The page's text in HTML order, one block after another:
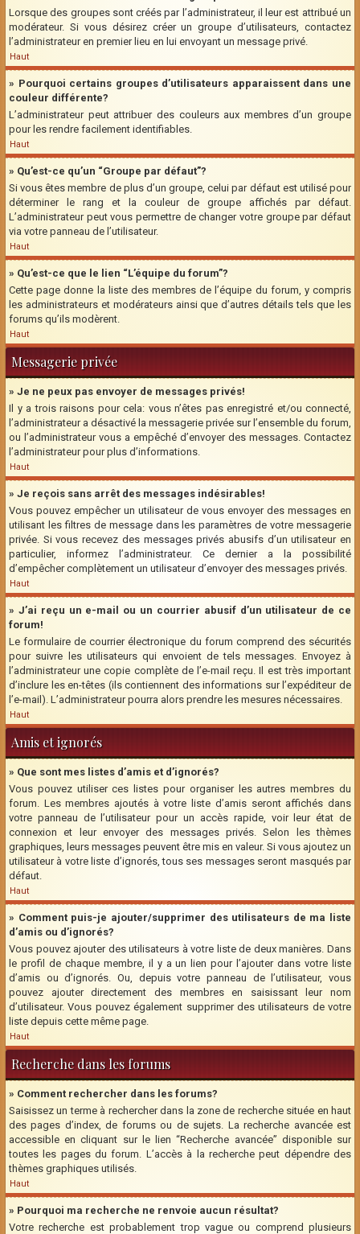
Lorsque des groupes sont créés par l’administrateur, il leur est attribué un
modérateur. Si vous désirez créer un groupe d’utilisateurs, contactez
l’administrateur en premier lieu en lui envoyant un message privé.
Haut
» Pourquoi certains groupes d’utilisateurs apparaissent dans une
couleur différente?
L’administrateur peut attribuer des couleurs aux membres d’un groupe
pour les rendre facilement identifiables.
Haut
» Qu’est-ce qu’un “Groupe par défaut”?
Si vous êtes membre de plus d’un groupe, celui par défaut est utilisé pour
déterminer le rang et la couleur de groupe affichés par défaut.
L’administrateur peut vous permettre de changer votre groupe par défaut
via votre panneau de l’utilisateur.
Haut
» Qu’est-ce que le lien “L’équipe du forum”?
Cette page donne la liste des membres de l’équipe du forum, y compris
les administrateurs et modérateurs ainsi que d’autres détails tels que les
forums qu’ils modèrent.
Haut
Messagerie privée
» Je ne peux pas envoyer de messages privés!
Il y a trois raisons pour cela: vous n’êtes pas enregistré et/ou connecté,
l’administrateur a désactivé la messagerie privée sur l’ensemble du forum,
ou l’administrateur vous a empêché d’envoyer des messages. Contactez
l’administrateur pour plus d’informations.
Haut
» Je reçois sans arrêt des messages indésirables!
Vous pouvez empêcher un utilisateur de vous envoyer des messages en
utilisant les filtres de message dans les paramètres de votre messagerie
privée. Si vous recevez des messages privés abusifs d’un utilisateur en
particulier, informez l’administrateur. Ce dernier a la possibilité
d’empêcher complètement un utilisateur d’envoyer des messages privés.
Haut
» J’ai reçu un e-mail ou un courrier abusif d’un utilisateur de ce
forum!
Le formulaire de courrier électronique du forum comprend des sécurités
pour suivre les utilisateurs qui envoient de tels messages. Envoyez à
l’administrateur une copie complète de l’e-mail reçu. Il est très important
d’inclure les en-têtes (ils contiennent des informations sur l’expéditeur de
l’e-mail). L’administrateur pourra alors prendre les mesures nécessaires.
Haut
Amis et ignorés
» Que sont mes listes d’amis et d’ignorés?
Vous pouvez utiliser ces listes pour organiser les autres membres du
forum. Les membres ajoutés à votre liste d’amis seront affichés dans
votre panneau de l’utilisateur pour un accès rapide, voir leur état de
connexion et leur envoyer des messages privés. Selon les thèmes
graphiques, leurs messages peuvent être mis en valeur. Si vous ajoutez un
utilisateur à votre liste d’ignorés, tous ses messages seront masqués par
défaut.
Haut
» Comment puis-je ajouter/supprimer des utilisateurs de ma liste
d’amis ou d’ignorés?
Vous pouvez ajouter des utilisateurs à votre liste de deux manières. Dans
le profil de chaque membre, il y a un lien pour l’ajouter dans votre liste
d’amis ou d’ignorés. Ou, depuis votre panneau de l’utilisateur, vous
pouvez ajouter directement des membres en saisissant leur nom
d’utilisateur. Vous pouvez également supprimer des utilisateurs de votre
liste depuis cette même page.
Haut
Recherche dans les forums
» Comment rechercher dans les forums?
Saisissez un terme à rechercher dans la zone de recherche située en haut
des pages d’index, de forums ou de sujets. La recherche avancée est
accessible en cliquant sur le lien “Recherche avancée” disponible sur
toutes les pages du forum. L’accès à la recherche peut dépendre des
thèmes graphiques utilisés.
Haut
» Pourquoi ma recherche ne renvoie aucun résultat?
Votre recherche est probablement trop vague ou comprend plusieurs